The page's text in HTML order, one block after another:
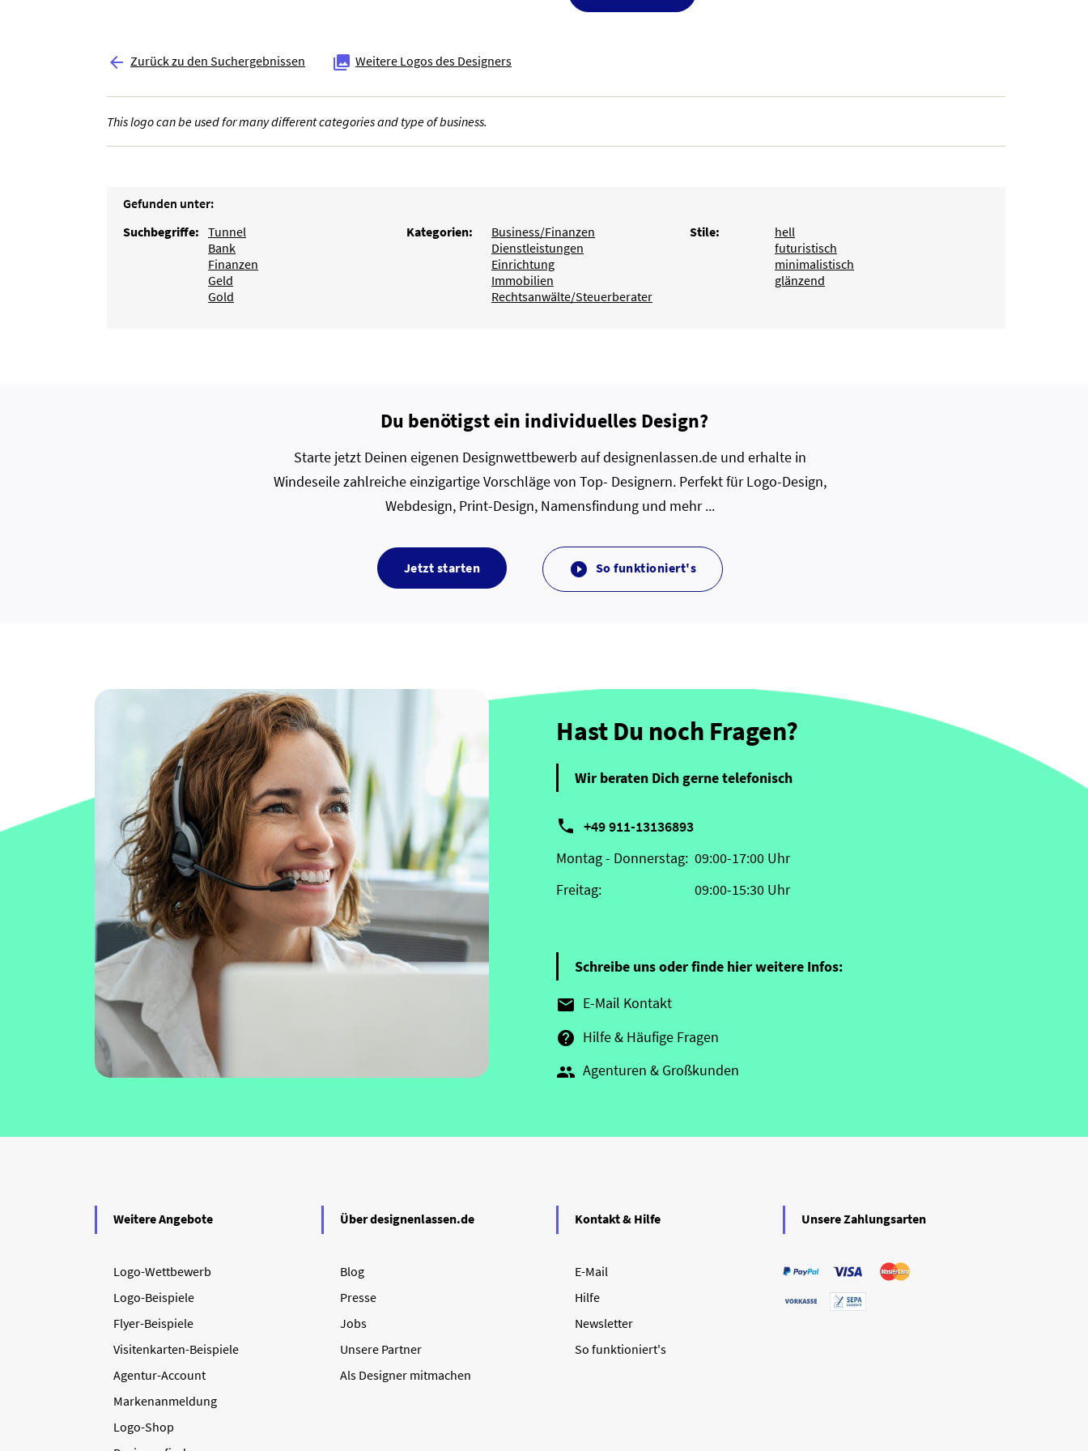
 Zurück zu den Suchergebnissen  Weitere Logos des Designers
This logo can be used for many different categories and type of business.
Gefunden unter:
Suchbegriffe: Tunnel
Bank
Finanzen
Geld
Gold
Kategorien:
Business/Finanzen
Dienstleistungen
Einrichtung
Immobilien
Rechtsanwälte/Steuerberater
Stile:
hell
futuristisch
minimalistisch
glänzend
Du benötigst ein individuelles Design?
Starte jetzt Deinen eigenen Designwettbewerb auf designenlassen.de und erhalte in
Windeseile zahlreiche einzigartige Vorschläge von Top- Designern. Perfekt für Logo-Design,
Webdesign, Print-Design, Namensfindung und mehr ...
Jetzt starten  So funktioniert's
Hast Du noch Fragen?
Wir beraten Dich gerne telefonisch
 +49 911-13136893
Montag - Donnerstag:
Freitag:
09:00-17:00 Uhr
09:00-15:30 Uhr
Schreibe uns oder finde hier weitere Infos:
 E-Mail Kontakt
 Hilfe & Häufige Fragen
 Agenturen & Großkunden
Weitere Angebote
Logo-Wettbewerb
Logo-Beispiele
Flyer-Beispiele
Visitenkarten-Beispiele
Agentur-Account
Markenanmeldung
Logo-Shop
Über designenlassen.de
Blog
Presse
Jobs
Unsere Partner
Als Designer mitmachen
Kontakt & Hilfe
E-Mail
Hilfe
Newsletter
So funktioniert's
Unsere Zahlungsarten